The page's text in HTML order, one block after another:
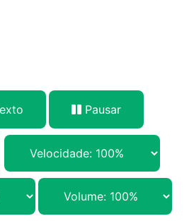
Pausar